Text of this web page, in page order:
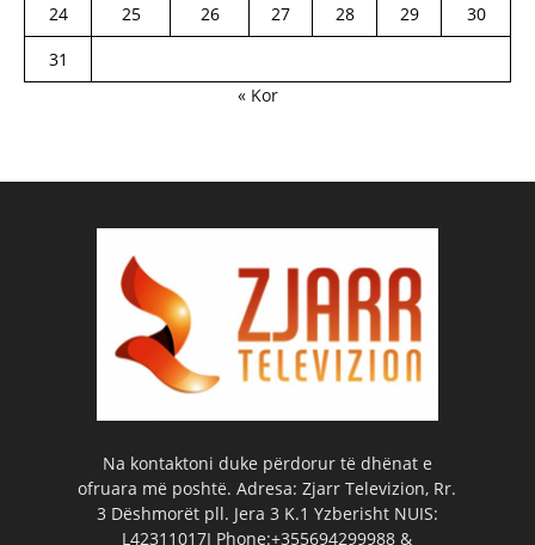
24
25 26 27 28 29
30
31
« Kor
Na kontaktoni duke përdorur të dhënat e
ofruara më poshtë. Adresa: Zjarr Televizion, Rr.
3 Dëshmorët pll. Jera 3 K.1 Yzberisht NUIS:
L42311017I Phone:+355694299988 &